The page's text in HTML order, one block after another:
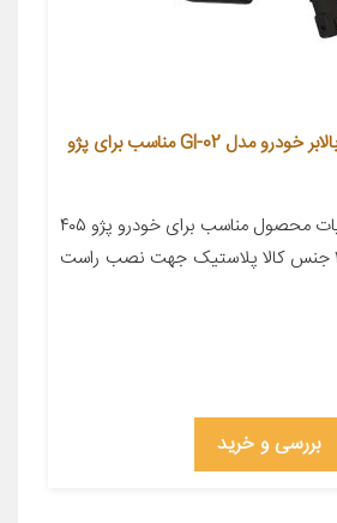
تقویت کننده شیشه بالابر خودرو مدل Gl-02 مناسب برای پژو
معرفی محصول جزئیات محصول مناسب برای خودرو پژو ۴۰۵
تعداد در بسته‌بندی ۱ جنس کالا پلاستیک جهت نصب راست
بررسی و خرید